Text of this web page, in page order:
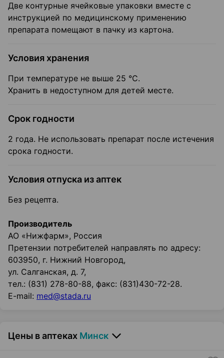
Две контурные ячейковые упаковки вместе с
инструкцией по медицинскому применению
препарата помещают в пачку из картона.
Условия хранения
При температуре не выше 25 °C.
Хранить в недоступном для детей месте.
Срок годности
2 года. Не использовать препарат после истечения
срока годности.
Условия отпуска из аптек
Без рецепта.
Производитель
АО «Нижфарм», Россия
Претензии потребителей направлять по адресу:
603950, г. Нижний Новгород,
ул. Салганская, д. 7,
тел.: (831) 278-80-88, факс: (831)430-72-28.
E-mail: med@stada.ru
Цены в аптеках Минск